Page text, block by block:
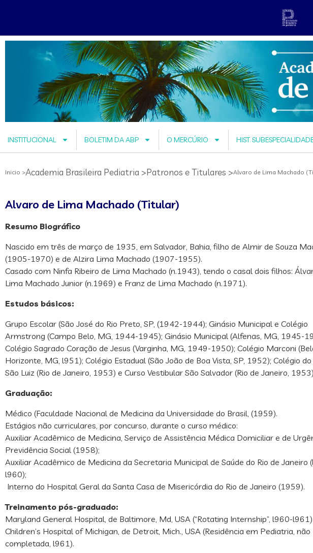
INSTITUCIONAL BOLETIM DA ABP O MERCÚRIO HIST.
Inicio >Academia Brasileira Pediatria >Patronos e Titulares >Alvaro de Lima Machado
Alvaro de Lima Machado (Titular)
Resumo Biográfico
Nascido em três de março de 1935, em Salvador, Bahia, filho de Almir de Souza
(1905-1970) e de Alzira Lima Machado (1907-1955).
Casado com Ninfa Ribeiro de Lima Machado (n.1943), tendo o casal dois filhos:
Lima Machado Junior (n.1969) e Franz de Lima Machado (n.1971).
Estudos básicos:
Grupo Escolar (São José do Rio Preto, SP, (1942-1944); Ginásio Municipal e Colégio
Armstrong (Campo Belo, MG, 1944-1945); Ginásio Municipal (Alfenas, MG, 1945-
Colégio Sagrado Coração de Jesus (Varginha, MG, 1949-1950); Colégio Marconi
Horizonte, MG, l951); Colégio Estadual (São João de Boa Vista, SP, 1952); Colégio
São Luiz (Rio de Janeiro, 1953) e Curso Vestibular São Salvador (Rio de Janeiro,
Graduação:
Médico (Faculdade Nacional de Medicina da Universidade do Brasil, (1959).
Estágios não curriculares, por concurso, durante o curso médico:
Auxiliar Acadêmico de Medicina, Serviço de Assistência Médica Domiciliar e de
Previdência Social (1958);
Auxiliar Acadêmico de Medicina da Secretaria Municipal de Saúde do Rio de Janeiro
l960);
Interno do Hospital Geral da Santa Casa de Misericórdia do Rio de Janeiro (1959).
Treinamento pós-graduado:
Maryland General Hospital, de Baltimore, Md, USA (“Rotating Internship”, l960-l961)
Children’s Hospital of Michigan, de Detroit, Mich., USA (Residência em Pediatria, não
completada, l961).